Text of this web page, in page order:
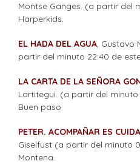
Montse Ganges. (a partir del
Harperkids.
EL HADA DEL AGUA, Gustavo
partir del minuto 22:40 de
LA CARTA DE LA SEÑORA
Lartitegui. (a partir del minuto
Buen paso
PETER. ACOMPAÑAR ES
Giselfust (a partir del minuto
Montena.